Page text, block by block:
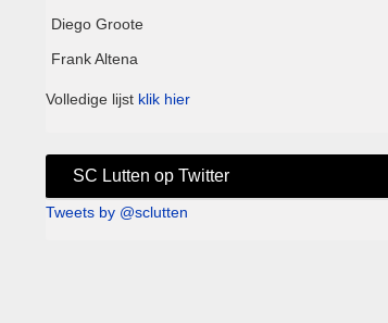
Diego Groote
Frank Altena
Volledige lijst klik hier
SC Lutten op Twitter
Tweets by @sclutten